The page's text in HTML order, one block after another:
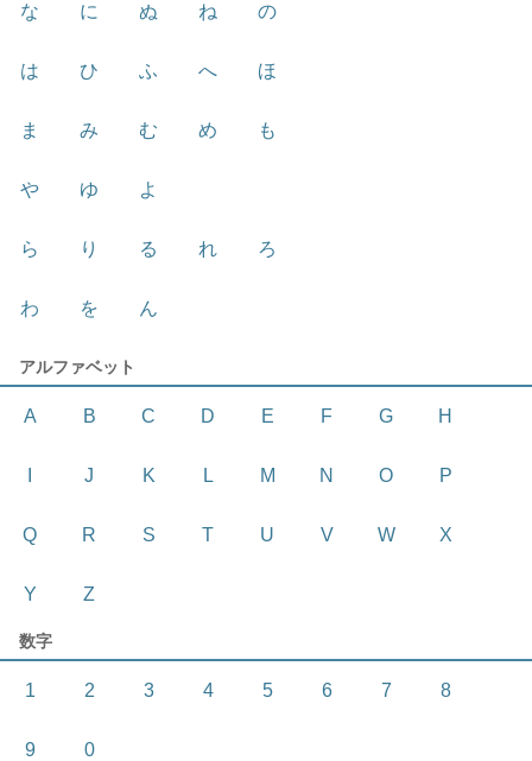
な に ぬ ね の
は ひ ふ へ ほ
ま み む め も
や ゆ よ
ら り る れ ろ
わ を ん
アルファベット
A B C D E F G H
J K L M N O P
Q R S T U V W X
Y Z
数字
1 2 3 4 5 6 7 8
9 0